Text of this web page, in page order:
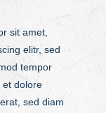
sit amet,
elitr, sed
tempor
et dolore
sed diam